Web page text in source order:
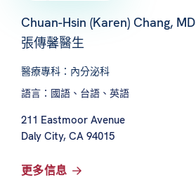
Chuan-Hsin (Karen) Chang, MD
張傳馨醫生
醫療專科：內分泌科
語言：國語、台語、英語
211 Eastmoor Avenue
Daly City, CA 94015
更多信息